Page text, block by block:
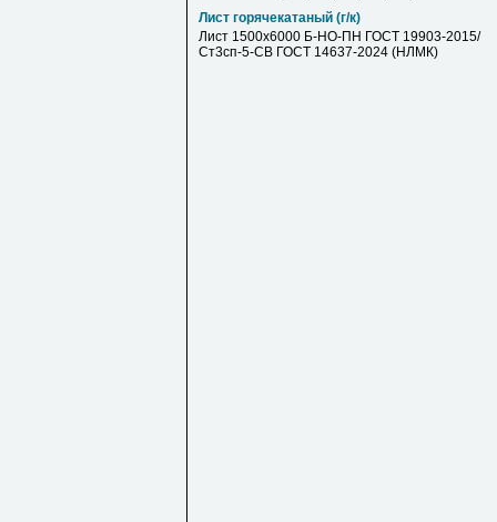
Лист горячекатаный (г/к)
Лист 1500х6000 Б-НО-ПН ГОСТ 19903-2015/
Ст3сп-5-СВ ГОСТ 14637-2024 (НЛМК)